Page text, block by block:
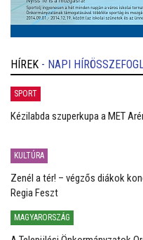
HÍREK - NAPI
SPORT
Kézilabda szuperkupa a MET
KULTÚRA
Zenél a tér! – végzős diákok
Regia Feszt
MAGYARORSZÁG